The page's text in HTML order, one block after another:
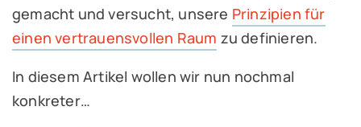
gemacht und versucht, unsere Prinzipien für
einen vertrauensvollen Raum zu definieren.
In diesem Artikel wollen wir nun nochmal
konkreter…